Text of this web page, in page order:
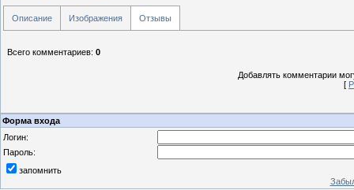
Описание Изображения Отзывы
Всего комментариев: 0
Добавлять комментарии
[
Форма входа
Логин:
Пароль:
запомнить